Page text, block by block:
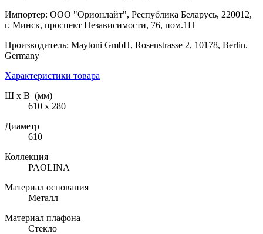
Импортер: ООО "Орионлайт", Республика Беларусь, 220012,
г. Минск, проспект Независимости, 76, пом.1Н
Производитель: Maytoni GmbH, Rosenstrasse 2, 10178, Berlin.
Germany
Характеристики товара
Ш х В (мм)
610 х 280
Диаметр
610
Коллекция
PAOLINA
Материал основания
Металл
Материал плафона
Стекло